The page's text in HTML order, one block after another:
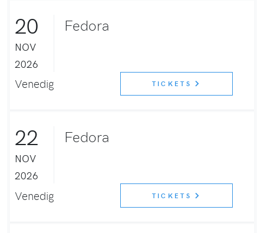
20
NOV
2026
Fedora
Venedig TICKETS
22
NOV
2026
Fedora
Venedig TICKETS